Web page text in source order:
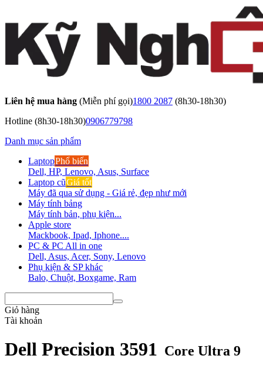
Liên hệ mua hàng (Miễn phí gọi)1800 2087 (8h30-18h30)
Hotline (8h30-18h30)0906779798
Danh mục sản phẩm
LaptopPhổ biến
Dell, HP, Lenovo, Asus, Surface
Laptop cũGiá tốt
Máy đã qua sử dụng - Giá rẻ, đẹp như mới
Máy tính bảng
Máy tính bản, phụ kiện...
Apple store
Mackbook, Ipad, Iphone....
PC & PC All in one
Dell, Asus, Acer, Sony, Lenovo
Phụ kiện & SP khác
Balo, Chuột, Boxgame, Ram
Giỏ hàng
Tài khoản
Dell Precision 3591 Core Ultra 9